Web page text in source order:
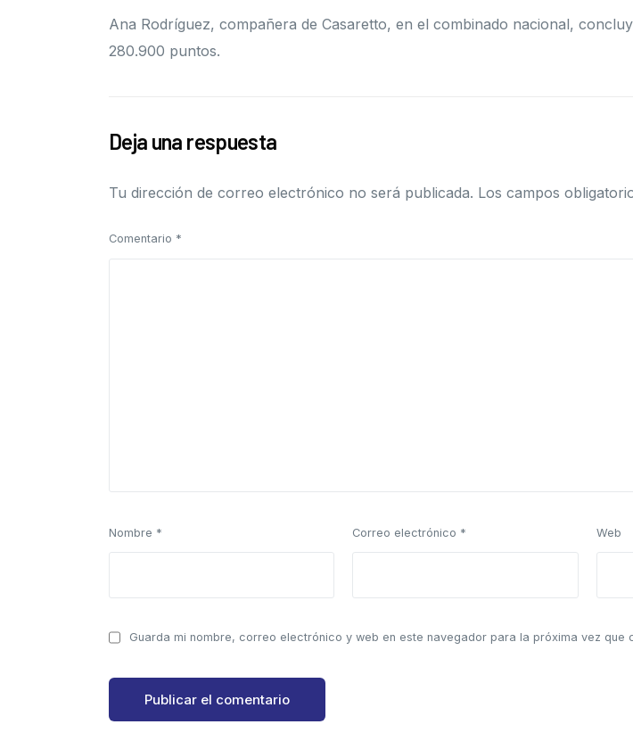
Ana Rodríguez, compañera de Casaretto, en el combinado nacional,
280.900 puntos.
Deja una respuesta
Tu dirección de correo electrónico no será publicada. Los campos
Comentario *
Nombre * Correo electrónico * Web
Guarda mi nombre, correo electrónico y web en este navegador para la próxima vez que